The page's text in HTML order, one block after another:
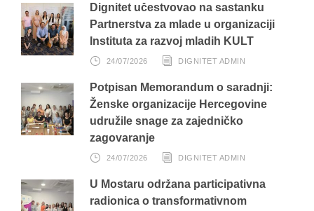
Dignitet učestvovao na sastanku
Partnerstva za mlade u organizaciji
Instituta za razvoj mladih KULT
24/07/2026 DIGNITET ADMIN
Potpisan Memorandum o saradnji:
Ženske organizacije Hercegovine
udružile snage za zajedničko
zagovaranje
24/07/2026 DIGNITET ADMIN
U Mostaru održana participativna
radionica o transformativnom